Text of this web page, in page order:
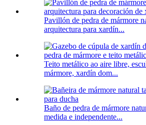
Pavillón de pedra de mármore
arquitectura para xardín...
Teito metálico ao aire libre,
mármore, xardín dom...
Baño de pedra de mármore
medida e independente...